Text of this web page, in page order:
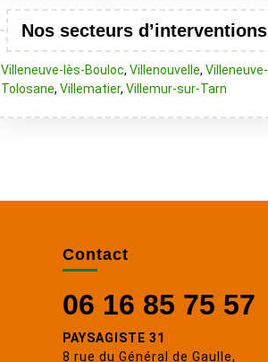
Nos secteurs d’interventions
Villeneuve-lès-Bouloc, Villenouvelle, Villeneuve-
Tolosane, Villematier, Villemur-sur-Tarn
Contact
06 16 85 75 57
PAYSAGISTE 31
8 rue du Général de Gaulle,